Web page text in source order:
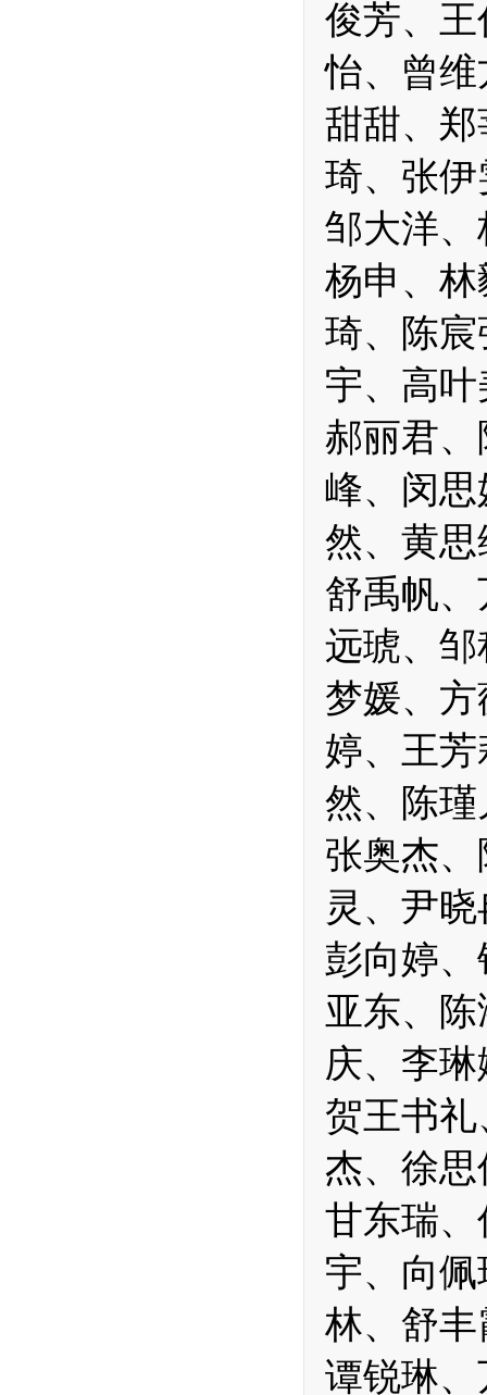
俊芳、
怡、曾
甜甜、
琦、张
邹大洋
杨申、
琦、陈
宇、高
郝丽君
峰、闵
然、黄
舒禹帆
远琥、
梦媛、
婷、王
然、陈
张奥杰
灵、尹
彭向婷
亚东、
庆、李
贺王书
杰、徐
甘东瑞
宇、向
林、舒
谭锐琳